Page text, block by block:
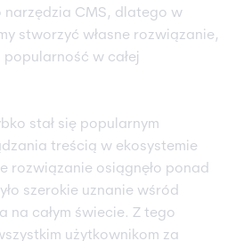
narzędzia CMS, dlatego w
stworzyć własne rozwiązanie,
popularność w całej
stał się popularnym
treścią w ekosystemie
rozwiązanie osiągnęło ponad
szerokie uznanie wśród
na całym świecie. Z tego
użytkownikom za